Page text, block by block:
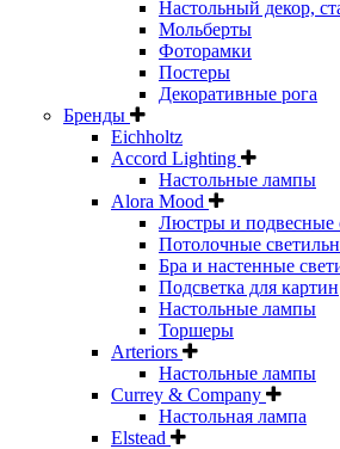
Настольный декор,
Мольберты
Фоторамки
Постеры
Декоративные рога
Бренды
Eichholtz
Accord Lighting
Настольные лампы
Alora Mood
Люстры и подвесные
Потолочные
Бра и настенные
Подсветка для картин
Настольные лампы
Торшеры
Arteriors
Настольные лампы
Currey & Company
Настольная лампа
Elstead